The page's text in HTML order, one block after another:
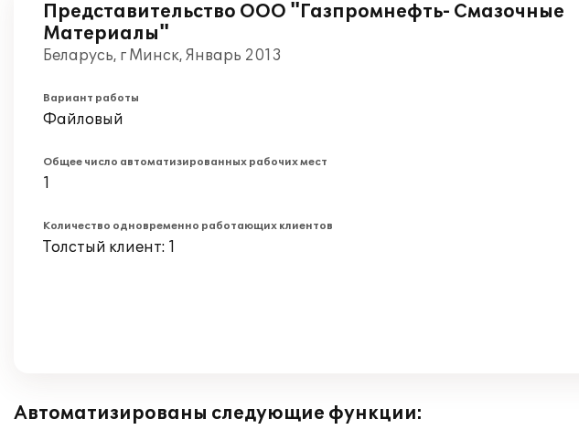
Представительство ООО "Газпромнефть- Смазочные
Материалы"
Беларусь, г Минск, Январь 2013
Вариант работы
Файловый
Общее число автоматизированных рабочих мест
1
Количество одновременно работающих клиентов
Толстый клиент: 1
Автоматизированы следующие функции: